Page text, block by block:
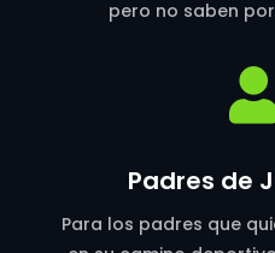
pero no saben
Padres de
Para los padres que